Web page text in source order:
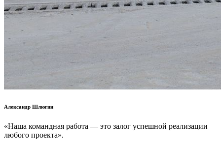
Александр Шлюгин
«Наша командная работа — это залог успешной реализации
любого проекта».